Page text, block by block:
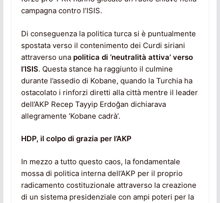
campagna contro l’ISIS.
Di conseguenza la politica turca si è puntualmente
spostata verso il contenimento dei Curdi siriani
attraverso una politica di ‘neutralità attiva’ verso
l’ISIS. Questa stance ha raggiunto il culmine
durante l’assedio di Kobane, quando la Turchia ha
ostacolato i rinforzi diretti alla città mentre il leader
dell’AKP Recep Tayyip Erdoğan dichiarava
allegramente ‘Kobane cadrà’.
HDP, il colpo di grazia per l’AKP
In mezzo a tutto questo caos, la fondamentale
mossa di politica interna dell’AKP per il proprio
radicamento costituzionale attraverso la creazione
di un sistema presidenziale con ampi poteri per la